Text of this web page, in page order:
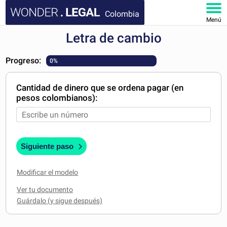
Colombia
Menú
DOCUMENTOS
FAQ
MI CUENTA
Letra de cambio
Progreso: 0%
Cantidad de dinero que se ordena pagar (en
pesos colombianos):
Siguiente paso
Modificar el modelo
Ver tu documento